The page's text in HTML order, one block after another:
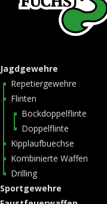
Jagdgewehre
Repetiergewehre
Flinten
Bockdoppelflinte
Doppelflinte
Kipplaufbuechse
Kombinierte Waffen
Drilling
Sportgewehre